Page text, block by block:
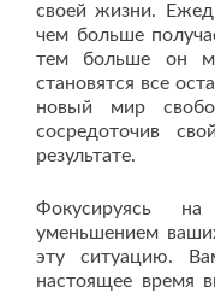
своей жизни.
чем больше
тем больше он
становятся все
новый мир
сосредоточив
результате.
Фокусируясь
уменьшением
эту ситуацию.
настоящее время